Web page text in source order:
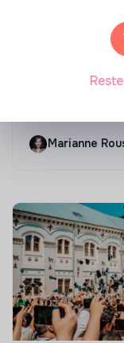
Top 8 des
Marianne